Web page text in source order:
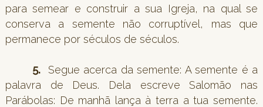
para semear e construir a sua Igreja, na qual se
conserva a semente não corruptível, mas que
permanece por séculos de séculos.
5.
Segue acerca da semente: A semente é a
palavra de Deus. Dela escreve Salomão nas
Parábolas: De manhã lança à terra a tua semente.